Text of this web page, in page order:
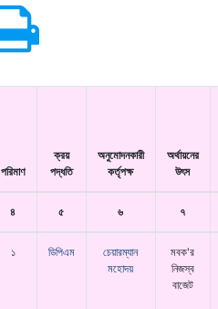
পরিমাণ
ক্রয়
পদ্ধতি
অনুমোদনকারী
কর্তৃপক্ষ
অর্থায়নের
উৎস
৪ ৫ ৬ ৭
১ ডিপিএম
চেয়ারম্যান
মহোদয়
মবক'র
নিজস্ব
বাজেট